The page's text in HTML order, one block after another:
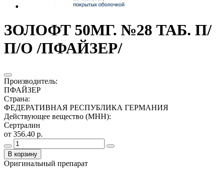
ЗОЛОФТ 50МГ. №28 ТАБ. П/
П/О /ПФАЙЗЕР/
Производитель:
ПФАЙЗЕР
Страна:
ФЕДЕРАТИВНАЯ РЕСПУБЛИКА ГЕРМАНИЯ
Действующее вещество (МНН):
Сертралин
от 356.40 р.
В корзину
Оригинальный препарат